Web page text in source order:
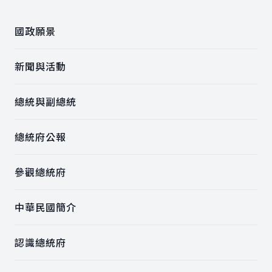
國政願景
新聞與活動
總統與副總統
總統府公報
參觀總統府
中華民國簡介
認識總統府